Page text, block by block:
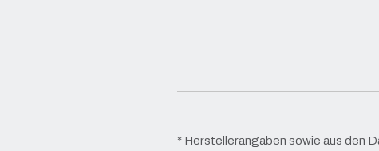
* Herstellerangaben sowie aus den